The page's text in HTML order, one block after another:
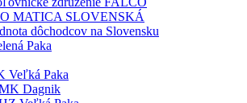
MATICA SLOVENSKÁ
dôchodcov na Slovensku
Paka
Veľká Paka
Dagnik